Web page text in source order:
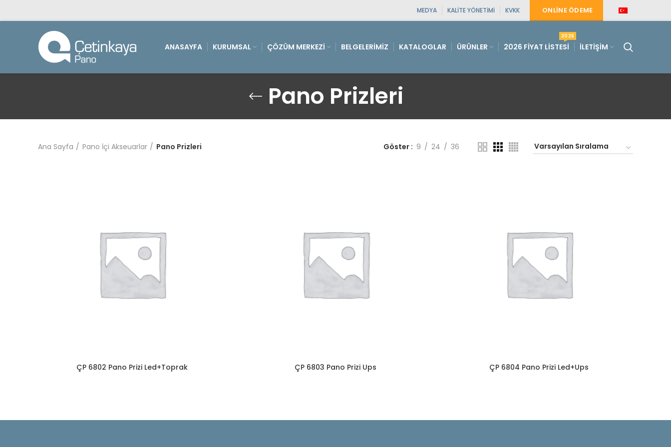
MEDYA KALITE YÖNETIMI KVKK ONLINE ÖDEME
ANASAYFA KURUMSAL ÇÖZÜM MERKEZI BELGELERIMIZ KATALOGLAR ÜRÜNLER 2026 FIYAT LISTESI
2026
İLETIŞIM
Pano Prizleri
Ana Sayfa Pano İçi Akseuarlar Pano Prizleri Göster 9 24 36
ÇP 6802 Pano Prizi Led+Toprak ÇP 6803 Pano Prizi Ups ÇP 6804 Pano Prizi Led+Ups